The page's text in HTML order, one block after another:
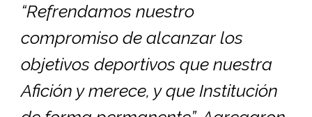
“Refrendamos nuestro
compromiso de alcanzar los
objetivos deportivos que nuestra
Afición y merece, y que Institución